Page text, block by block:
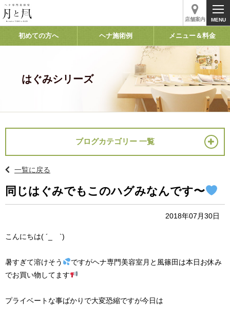
店舗案内
初めての方へ ヘナ施術例 メニュー＆料金
はぐみシリーズ
ブログカテゴリー 一覧
一覧に戻る
同じはぐみでもこのハグみなんです〜
2018年07月30日
こんにちは( ´_ゝ`)
暑すぎて溶けそう
ですがヘナ専門美容室月と風篠田は本日お休み
でお買い物してます
プライベートな事ばかりで大変恐縮ですが今日は